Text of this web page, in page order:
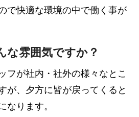
で快適な環境の中で働く事が
な雰囲気ですか？
フが社内・社外の様々なとこ
が、夕方に皆が戻ってくると
なります。